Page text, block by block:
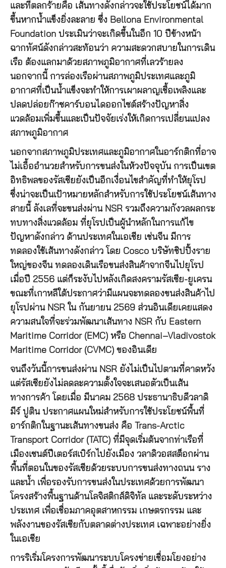
และที่ตลกร้ายคือ เส้นทางดังกล่าวจะใช้ประโยชน์ได้มาก
ขึ้นหากน้ำแข็งยิ่งละลาย ซึ่ง Bellona Environmental
Foundation ประเมินว่าจะเกิดขึ้นในอีก 10 ปีข้างหน้า
ฉากทัศน์ดังกล่าวสะท้อนว่า ความสะดวกสบายในการเดิน
เรือ ต้องแลกมาด้วยสภาพภูมิอากาศที่เลวร้ายลง
นอกจากนี้ การล่องเรือผ่านสภาพภูมิประเทศและภูมิ
อากาศที่เป็นน้ำแข็งจะทำให้การเผาผลาญเชื้อเพลิงและ
ปลดปล่อยก๊าซคาร์บอนไดออกไซต์สร้างปัญหาสิ่ง
แวดล้อมเพิ่มขึ้นและเป็นปัจจัยเร่งให้เกิดการเปลี่ยนแปลง
สภาพภูมิอากาศ
นอกจากสภาพภูมิประเทศและภูมิอากาศในอาร์กติกที่อาจ
ไม่เอื้ออำนวยสำหรับการขนส่งในห้วงปัจจุบัน การเป็นเขต
อิทธิพลของรัสเซียยังเป็นอีกเงื่อนไขสำคัญที่ทำให้ยุโรป
ซึ่งน่าจะเป็นเป้าหมายหลักสำหรับการใช้ประโยชน์เส้นทาง
สายนี้ ลังเลที่จะขนส่งผ่าน NSR รวมถึงความกังวลผลกระ
ทบทางสิ่งแวดล้อม ที่ยุโรปเป็นผู้นำหลักในการแก้ไข
ปัญหาดังกล่าว ด้านประเทศในเอเชีย เช่นจีน มีการ
ทดลองใช้เส้นทางดังกล่าว โดย Cosco บริษัทชิปปิ้งราย
ใหญ่ของจีน ทดลองเดินเรือขนส่งสินค้าจากจีนไปยุโรป
เมื่อปี 2556 แต่ก็ระงับไปหลังเกิดสงครามรัสเซีย-ยูเครน
ขณะที่เกาหลีใต้ประกาศว่ามีแผนจะทดลองขนส่งสินค้าไป
ยุโรปผ่าน NSR ใน กันยายน 2569 ส่วนอินเดียเคยแสดง
ความสนใจที่จะร่วมพัฒนาเส้นทาง NSR กับ Eastern
Maritime Corridor (EMC) หรือ Chennai–Vladivostok
Maritime Corridor (CVMC) ของอินเดีย
จนถึงวันนี้การขนส่งผ่าน NSR ยังไม่เป็นไปตามที่คาดหวัง
แต่รัสเซียยังไม่ลดละความตั้งใจจะเสนอตัวเป็นเส้น
ทางการค้า โดยเมื่อ มีนาคม 2568 ประธานาธิบดีวลาดิ
มีร์ ปูติน ประกาศแผนใหม่สำหรับการใช้ประโยชน์พื้นที่
อาร์กติกในฐานะเส้นทางขนส่ง คือ Trans-Arctic
Transport Corridor (TATC) ที่มีจุดเริ่มต้นจากท่าเรือที่
เมืองเซนต์ปีเตอร์สเบิร์กไปยังเมือง วลาดิวอสสต็อกผ่าน
พื้นที่ตอนในของรัสเซียด้วยระบบการขนส่งทางถนน ราง
และน้ำ เพื่อรองรับการขนส่งในประเทศด้วยการพัฒนา
โครงสร้างพื้นฐานด้านโลจิสติกส์ดิจิทัล และระดับระหว่าง
ประเทศ เพื่อเชื่อมภาคอุตสาหกรรม เกษตรกรรม และ
พลังงานของรัสเซียกับตลาดต่างประเทศ เฉพาะอย่างยิ่ง
ในเอเชีย
การริเริ่มโครงการพัฒนาระบบโครงข่ายเชื่อมโยงอย่าง